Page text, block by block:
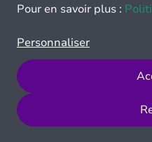
Pour en savoir plus :
Personnaliser